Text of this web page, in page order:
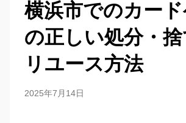
横浜市でのカー
の正しい処分・捨
リユース方法
2025年7月14日